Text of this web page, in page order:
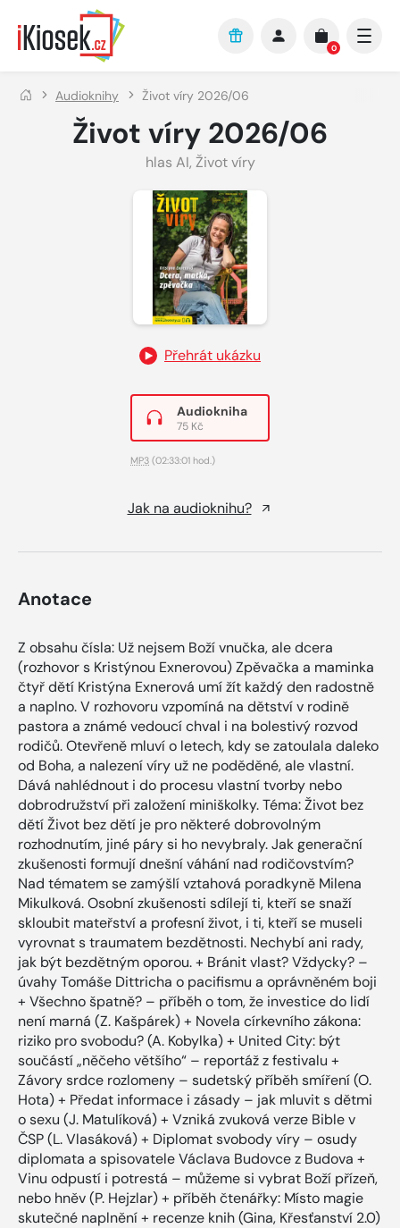
Přejít na hlavní obsah
0
Audioknihy Život víry 2026/06
Život víry 2026/06
hlas AI, Život víry
Přehrát ukázku
Audiokniha
75 Kč
MP3 (02:33:01 hod.)
Jak na audioknihu?
Anotace
Z obsahu čísla: Už nejsem Boží vnučka, ale dcera
(rozhovor s Kristýnou Exnerovou) Zpěvačka a maminka
čtyř dětí Kristýna Exnerová umí žít každý den radostně
a naplno. V rozhovoru vzpomíná na dětství v rodině
pastora a známé vedoucí chval i na bolestivý rozvod
rodičů. Otevřeně mluví o letech, kdy se zatoulala daleko
od Boha, a nalezení víry už ne poděděné, ale vlastní.
Dává nahlédnout i do procesu vlastní tvorby nebo
dobrodružství při založení miniškolky. Téma: Život bez
dětí Život bez dětí je pro některé dobrovolným
rozhodnutím, jiné páry si ho nevybraly. Jak generační
zkušenosti formují dnešní váhání nad rodičovstvím?
Nad tématem se zamýšlí vztahová poradkyně Milena
Mikulková. Osobní zkušenosti sdílejí ti, kteří se snaží
skloubit mateřství a profesní život, i ti, kteří se museli
vyrovnat s traumatem bezdětnosti. Nechybí ani rady,
jak být bezdětným oporou. + Bránit vlast? Vždycky? –
úvahy Tomáše Dittricha o pacifismu a oprávněném boji
+ Všechno špatně? – příběh o tom, že investice do lidí
není marná (Z. Kašpárek) + Novela církevního zákona:
riziko pro svobodu? (A. Kobylka) + United City: být
součástí „něčeho většího“ – reportáž z festivalu +
Závory srdce rozlomeny – sudetský příběh smíření (O.
Hota) + Předat informace i zásady – jak mluvit s dětmi
o sexu (J. Matulíková) + Vzniká zvuková verze Bible v
ČSP (L. Vlasáková) + Diplomat svobody víry – osudy
diplomata a spisovatele Václava Budovce z Budova +
Vinu odpustí i potrestá – můžeme si vybrat Boží přízeň,
nebo hněv (P. Hejzlar) + příběh čtenářky: Místo magie
skutečné naplnění + recenze knih (Gina, Křesťanství 2.0)